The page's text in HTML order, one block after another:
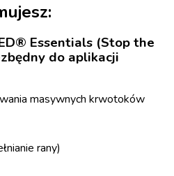
Essentials (Stop the
do aplikacji
masywnych krwotoków
rany)